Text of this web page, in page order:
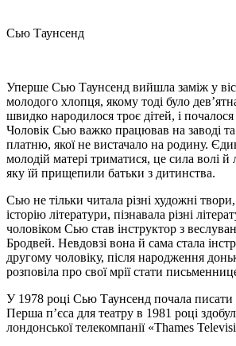
Сью Таунсенд
Уперше Сью Таунсенд вийшла заміж у
молодого хлопця, якому тоді було
швидко народилося троє дітей, і
Чоловік Сью важко працював на заводі
платню, якої не вистачало на родину.
молодій матері триматися, це сила волі
яку їй прищепили батьки з дитинства.
Сью не тільки читала різні художні
історію літератури, пізнавала різні
чоловіком Сью став інструктор з
Бродвей. Невдовзі вона й сама стала
другому чоловіку, після народження
розповіла про свої мрії стати
У 1978 році Сью Таунсенд почала писати
Перша п’єса для театру в 1981 році
лондонської телекомпанії «Thames